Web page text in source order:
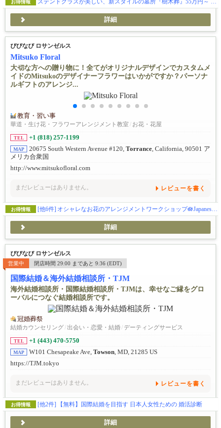
お得情報
詳細
びびなび ロサンゼルス
Mitsuko Floral
大切な方への贈り物に！全てがオリジナルデザインでカスタムメ
イドのMitsukoのデザイナーフラワーはいかがですか？パーソナ
ルギフトのアレンジ...
教育・習い事
華道・生け花・フラワーアレンジメント教室 / お花・花屋
TEL +1 (818) 257-1199
MAP 20675 South Western Avenue #120, Torrance, California, 90501 ア
メリカ合衆国
http://www.mitsukofloral.com
まだレビューはありません。 レビューを書く
お得情報 [他6件] オシャレなお花のアレンジメントワークショップ🪷Japanese Inspired Arrangement - Hybrid Style -
詳細
びびなび ロサンゼルス
営業中 閉店時間 29:00 まであと 9:36 (EDT)
国際結婚＆海外結婚相談所・TJM
海外結婚相談所・国際結婚相談所・TJMは、幸せなご縁をグロ
ーバルにつなぐ結婚相談所です。
冠婚葬祭
結婚カウンセリング/出会い・恋愛・結婚/ デーティングサービス
TEL +1 (443) 470-5750
MAP W101 Chesapeake Ave, Towson, MD, 21285 US
https://TJM.tokyo
まだレビューはありません。 レビューを書く
お得情報 [他2件] 【無料】国際結婚を目指す 日本人女性ための 婚活診断
詳細